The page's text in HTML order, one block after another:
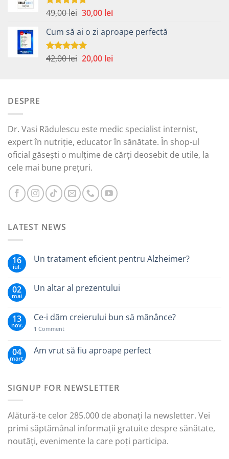
59,00 lei.
Evaluat la
49,00lei Prețul
a
fost:
49,00 lei.
30,00 leiPrețul
este:
Cum să ai o zi aproape perfectă
Evaluat la
42,00lei Prețul
20,00 leiPrețul
DESPRE
Dr. Vasi Rădulescu este medic specialist internist,
expert în nutriție, educator în sănătate. În shop-ul
oficial găsești o mulțime de cărți deosebit de utile, la
cele mai bune prețuri.
LATEST NEWS
16
iul.
Un tratament eficient pentru Alzheimer?
02
mai
Un altar al prezentului
13
nov.
Ce-i dăm creierului bun să mănânce?
1 Comment
04
mart.
Am vrut să fiu aproape perfect
SIGNUP FOR NEWSLETTER
Alătură-te celor 285.000 de abonați la newsletter. Vei
primi săptămânal informații gratuite despre sănătate,
noutăți, evenimente la care poți participa.